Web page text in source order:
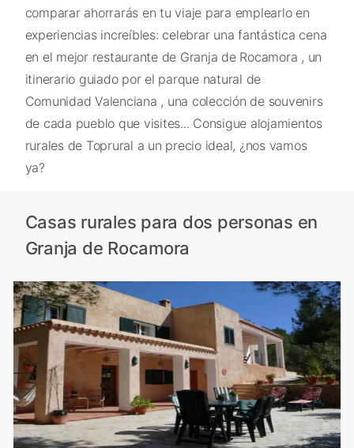
comparar ahorrarás en tu viaje para emplearlo en
experiencias increíbles: celebrar una fantástica cena
en el mejor restaurante de Granja de Rocamora , un
itinerario guiado por el parque natural de
Comunidad Valenciana , una colección de souvenirs
de cada pueblo que visites... Consigue alojamientos
rurales de Toprural a un precio ideal, ¿nos vamos
ya?
Casas rurales para dos personas en
Granja de Rocamora